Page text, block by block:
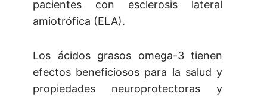
pacientes con esclerosis lateral
amiotrófica (ELA).
Los ácidos grasos omega-3 tienen
efectos beneficiosos para la salud y
propiedades neuroprotectoras y